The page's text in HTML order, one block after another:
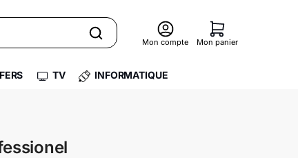
Mon compte Mon panier
TV INFORMATIQUE